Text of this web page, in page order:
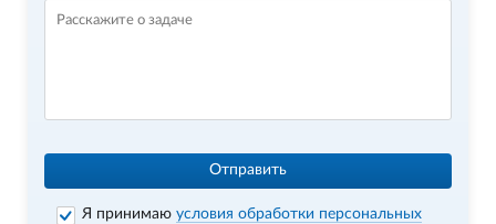
Отправить
Я принимаюусловия обработки персональных